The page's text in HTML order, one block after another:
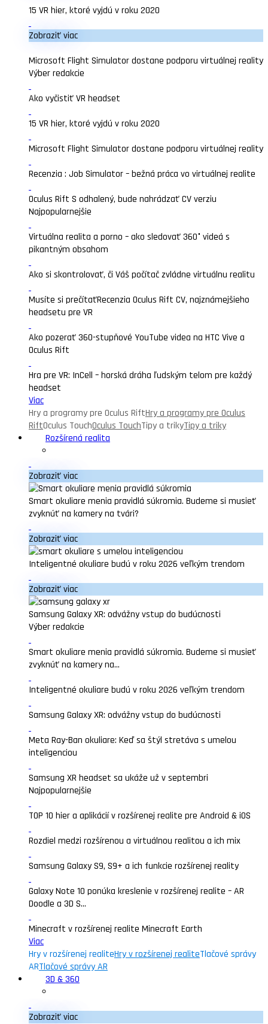
15 VR hier, ktoré vyjdú v roku 2020
Zobraziť viac
Microsoft Flight Simulator dostane podporu virtuálnej reality
Výber redakcie
Ako vyčistiť VR headset
15 VR hier, ktoré vyjdú v roku 2020
Microsoft Flight Simulator dostane podporu virtuálnej reality
Recenzia : Job Simulator – bežná práca vo virtuálnej realite
Oculus Rift S odhalený, bude nahrádzať CV verziu
Najpopularnejšie
Virtuálna realita a porno – ako sledovať 360° videá s
pikantným obsahom
Ako si skontrolovať, či Váš počítač zvládne virtuálnu realitu
Musíte si prečítaťRecenzia Oculus Rift CV, najznámejšieho
headsetu pre VR
Ako pozerať 360-stupňové YouTube videa na HTC Vive a
Oculus Rift
Hra pre VR: InCell – horská dráha ľudským telom pre každý
headset
Viac
Hry a programy pre Oculus RiftHry a programy pre Oculus
RiftOculus TouchOculus TouchTipy a trikyTipy a triky
Rozšírená realita
Zobraziť viac
Smart okuliare menia pravidlá súkromia. Budeme si musieť
zvyknúť na kamery na tvári?
Zobraziť viac
Inteligentné okuliare budú v roku 2026 veľkým trendom
Zobraziť viac
Samsung Galaxy XR: odvážny vstup do budúcnosti
Výber redakcie
Smart okuliare menia pravidlá súkromia. Budeme si musieť
zvyknúť na kamery na...
Inteligentné okuliare budú v roku 2026 veľkým trendom
Samsung Galaxy XR: odvážny vstup do budúcnosti
Meta Ray-Ban okuliare: Keď sa štýl stretáva s umelou
inteligenciou
Samsung XR headset sa ukáže už v septembri
Najpopularnejšie
TOP 10 hier a aplikácií v rozšírenej realite pre Android & iOS
Rozdiel medzi rozšírenou a virtuálnou realitou a ich mix
Samsung Galaxy S9, S9+ a ich funkcie rozšírenej reality
Galaxy Note 10 ponúka kreslenie v rozšírenej realite – AR
Doodle a 3D S...
Minecraft v rozšírenej realite Minecraft Earth
Viac
Hry v rozšírenej realiteHry v rozšírenej realiteTlačové správy
ARTlačové správy AR
3D & 360
Zobraziť viac